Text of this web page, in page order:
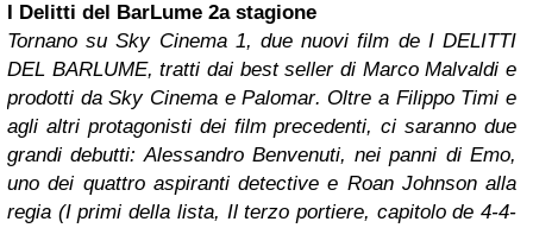
I Delitti del BarLume 2a stagione
Tornano su Sky Cinema 1, due nuovi film de I DELITTI
DEL BARLUME, tratti dai best seller di Marco Malvaldi e
prodotti da Sky Cinema e Palomar. Oltre a Filippo Timi e
agli altri protagonisti dei film precedenti, ci saranno due
grandi debutti: Alessandro Benvenuti, nei panni di Emo,
uno dei quattro aspiranti detective e Roan Johnson alla
regia (I primi della lista, Il terzo portiere, capitolo de 4-4-